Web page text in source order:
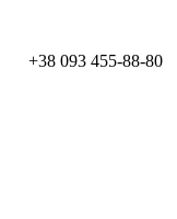
+38 093 455-88-80